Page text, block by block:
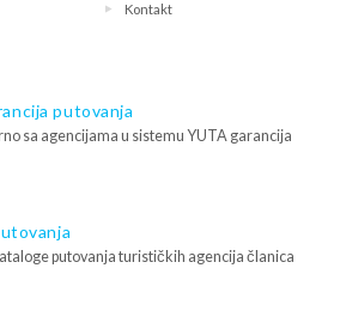
Kontakt
putovanja
sa agencijama u sistemu YUTA garancija
putovanja turističkih agencija članica